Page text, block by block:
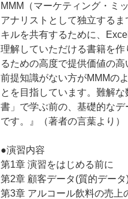
MMM（マーケティング・ミ
アナリストとして独立する
キルを共有するために、
理解していただける書籍を
るための高度で提供価値の
前提知識がない方がMMMの
とを目指しています。難解
書」で学ぶ前の、基礎的なデ
です。』（著者の言葉より）
●演習内容
第1章 演習をはじめる前に
第2章 顧客データ(質的デー
第3章 アルコール飲料の売上